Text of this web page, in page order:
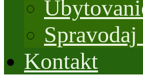
Kontakt